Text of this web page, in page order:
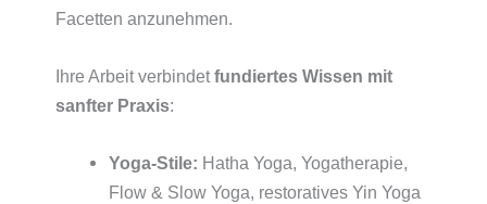
Facetten anzunehmen.
Ihre Arbeit verbindetfundiertes Wissen mit
sanfter Praxis:
Yoga-Stile: Hatha Yoga, Yogatherapie,
Flow & Slow Yoga, restoratives Yin Yoga